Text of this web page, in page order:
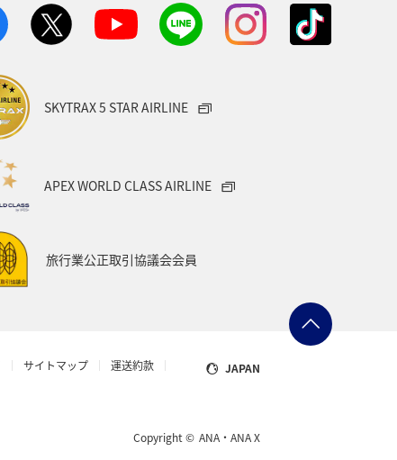
SKYTRAX 5 STAR AIRLINE
APEX WORLD CLASS AIRLINE
旅行業公正取引協議会会員
サイトマップ
運送約款
JAPAN
Copyright © ANA・ANA X